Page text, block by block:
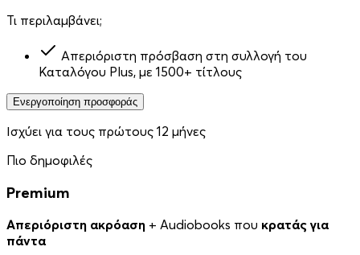
Τι περιλαμβάνει;
Απεριόριστη πρόσβαση στη συλλογή του
Καταλόγου Plus, με 1500+ τίτλους
Ενεργοποίηση προσφοράς
Ισχύει για τους πρώτους 12 μήνες
Πιο δημοφιλές
Premium
Απεριόριστη ακρόαση + Audiobooks που κρατάς για
πάντα